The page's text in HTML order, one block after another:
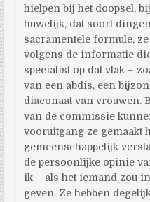
hielpen bij het doopsel,
huwelijk, dat soort
sacramentele formule,
volgens de informatie
specialist op dat vlak –
van een abdis, een
diaconaat van vrouwen.
van de commissie
vooruitgang ze gemaakt
gemeenschappelijk
de persoonlijke opinie
ik – als het iemand zou
geven. Ze hebben